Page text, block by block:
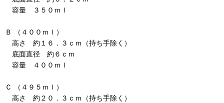
容量 ３５０ｍｌ
Ｂ （４００ｍｌ）
高さ 約１６．３ｃｍ（持ち手除く）
底面直径 約６ｃｍ
容量 ４００ｍｌ
Ｃ （４９５ｍｌ）
高さ 約２０．３ｃｍ（持ち手除く）